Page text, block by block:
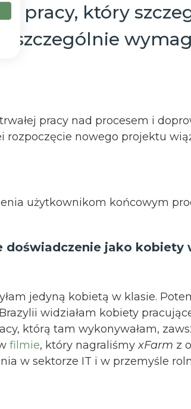
pracy, który
szczególnie
pracy nad procesem i
rozpoczęcie nowego projektu
użytkownikom końcowym
doświadczenie jako kobiety
jedyną kobietą w klasie.
widziałam kobiety
którą tam wykonywałam,
filmie, który nagraliśmyxFarm z
w sektorze IT i w przemyśle